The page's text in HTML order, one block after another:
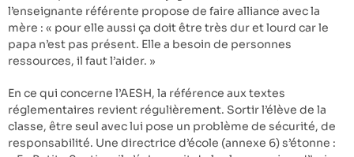
l’enseignante référente propose de faire alliance avec la
mère : « pour elle aussi ça doit être très dur et lourd car le
papa n’est pas présent. Elle a besoin de personnes
ressources, il faut l’aider. »
En ce qui concerne l’AESH, la référence aux textes
réglementaires revient régulièrement. Sortir l’élève de la
classe, être seul avec lui pose un problème de sécurité, de
responsabilité. Une directrice d’école (annexe 6) s’étonne :